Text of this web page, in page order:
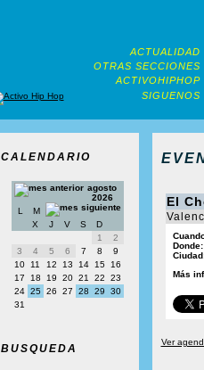
ACTUALIDAD
OTRAS SECCIONES
ACTIVOHIPHOP
SIGUENOS
CALENDARIO
agosto
2026
L
M
X
J V S
D
1
2
3
4 5 6 7 8
9
10
11 12 13 14 15
16
17
18 19 20 21 22
23
24 25 26 27 28 29
30
31
BUSQUEDA
El
Donde:
Más
Ver